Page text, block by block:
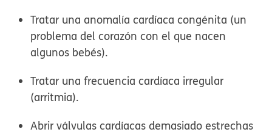
Tratar una anomalía cardíaca congénita (un
problema del corazón con el que nacen
algunos bebés).
Tratar una frecuencia cardíaca irregular
(arritmia).
Abrir válvulas cardíacas demasiado estrechas